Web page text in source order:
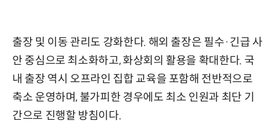
출장 및 이동 관리도 강화한다. 해외 출장은 필수·긴급 사
안 중심으로 최소화하고, 화상회의 활용을 확대한다. 국
내 출장 역시 오프라인 집합 교육을 포함해 전반적으로
축소 운영하며, 불가피한 경우에도 최소 인원과 최단 기
간으로 진행할 방침이다.